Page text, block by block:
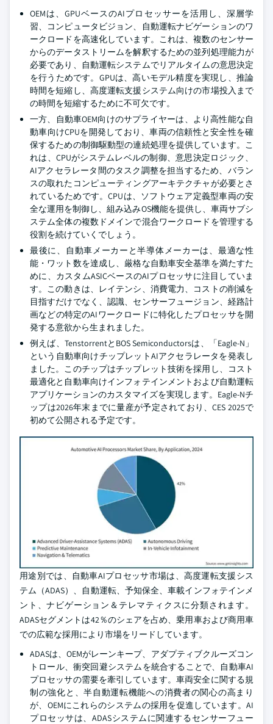
OEMは、GPUベースのAIプロセッサーを活用し、深層学
習、コンピュータビジョン、自動運転ナビゲーションのワ
ークロードを高速化しています。これは、複数のセンサー
からのデータストリームを解釈するための並列処理能力が
必要であり、自動運転システムでリアルタイムの意思決定
を行うためです。GPUは、高いモデル精度を実現し、推論
時間を短縮し、高度運転支援システム向けの市場投入まで
の時間を短縮するために不可欠です。
一方、自動車OEM向けのサプライヤーは、より高性能な自
動車向けCPUを開発しており、車両の信頼性と安全性を確
保するための制御駆動型の連続処理を提供しています。こ
れは、CPUがシステムレベルの制御、意思決定ロジック、
AIアクセラレータ間のタスク調整を担当するため、バラン
スの取れたコンピューティングアーキテクチャが必要とさ
れているためです。CPUは、ソフトウェア定義型車両の安
全な運用を制御し、組み込みOS機能を提供し、車両サブシ
ステム全体の複数ドメインで混合ワークロードを管理する
役割を続けていくでしょう。
最後に、自動車メーカーと半導体メーカーは、最適な性
能・ワット数を達成し、厳格な自動車安全基準を満たすた
めに、カスタムASICベースのAIプロセッサに注目していま
す。この動きは、レイテンシ、消費電力、コストの削減を
目指すだけでなく、認識、センサーフュージョン、経路計
画などの特定のAIワークロードに特化したプロセッサを開
発する意欲から生まれました。
例えば、TenstorrentとBOS Semiconductorsは、「Eagle-N」
という自動車向けチップレットAIアクセラレータを発表し
ました。このチップはチップレット技術を採用し、コスト
最適化と自動車向けインフォテインメントおよび自動運転
アプリケーションのカスタマイズを実現します。Eagle-Nチ
ップは2026年末までに量産が予定されており、CES 2025で
初めて公開される予定です。
用途別では、自動車AIプロセッサ市場は、高度運転支援シス
テム（ADAS）、自動運転、予知保全、車載インフォテインメ
ント、ナビゲーション＆テレマティクスに分類されます。
ADASセグメントは42％のシェアを占め、乗用車および商用車
での広範な採用により市場をリードしています。
ADASは、OEMがレーンキープ、アダプティブクルーズコン
トロール、衝突回避システムを統合することで、自動車AI
プロセッサの需要を牽引しています。車両安全に関する規
制の強化と、半自動運転機能への消費者の関心の高まり
が、OEMにこれらのシステムの採用を促進しています。AI
プロセッサは、ADASシステムに関連するセンサーフュー